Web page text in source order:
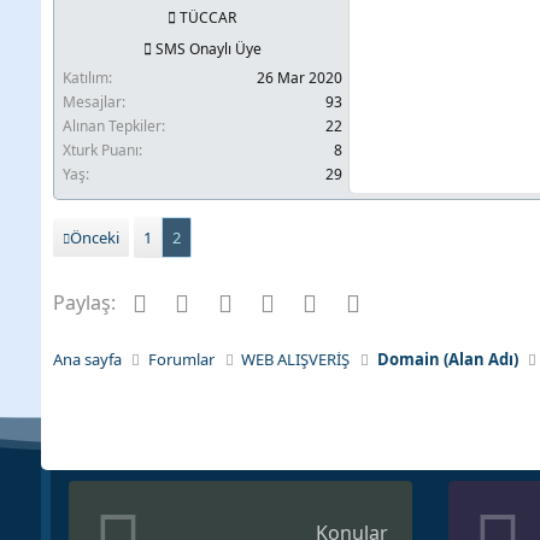
TÜCCAR
SMS Onaylı Üye
Katılım
26 Mar 2020
Mesajlar
93
Alınan Tepkiler
22
Xturk Puanı
8
Yaş
29
Önceki 1 2
Paylaş: Facebook
TwitterPinterest
TumblrWhatsApp
Ana sayfa Forumlar WEB ALIŞVERİŞ Domain (Alan Adı)
Konular